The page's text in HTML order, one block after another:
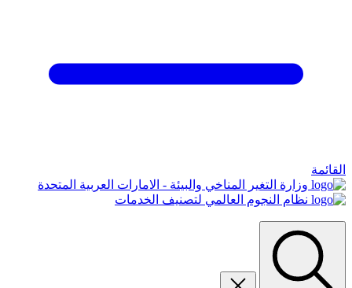
القائمة
وزارة التغير المناخي والبيئة - الامارات العربية المتحدة
نظام النجوم العالمي لتصنيف الخدمات